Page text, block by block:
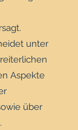
unter
Aspekte
über